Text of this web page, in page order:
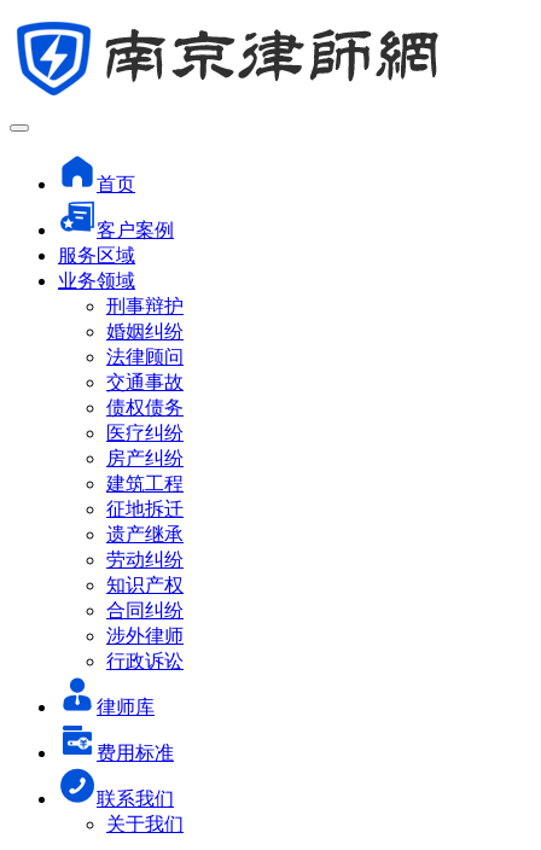
首页
客户案例
服务区域
业务领域
刑事辩护
婚姻纠纷
法律顾问
交通事故
债权债务
医疗纠纷
房产纠纷
建筑工程
征地拆迁
遗产继承
劳动纠纷
知识产权
合同纠纷
涉外律师
行政诉讼
律师库
费用标准
联系我们
关于我们